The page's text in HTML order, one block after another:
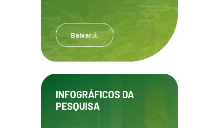
Baixar
INFOGRÁFICOS DA
PESQUISA